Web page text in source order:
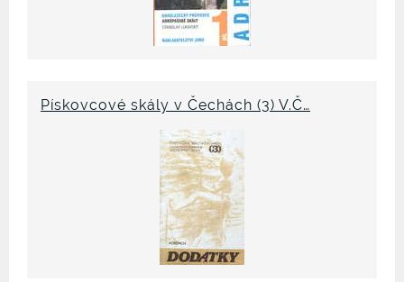
Pískovcové skály v Čechách (3) V.Č…